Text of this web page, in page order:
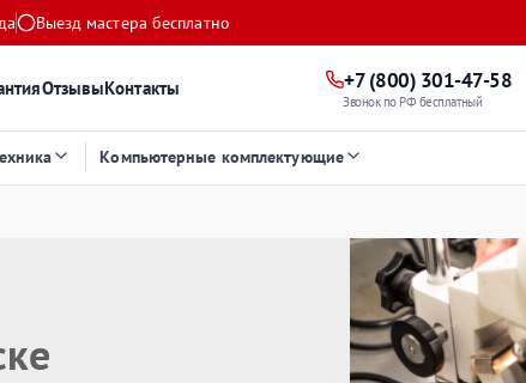
Выезд мастера бесплатно
ОтзывыКонтакты +7 (800) 301-47-58
Звонок по РФ бесплатный
Компьютерные комплектующие